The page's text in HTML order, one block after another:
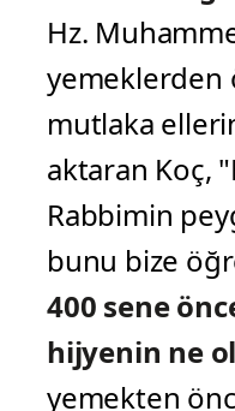
Hz.
yemeklerden
mutlaka
aktaran Koç,
Rabbimin
bunu bize
400 sene
hijyenin ne
yemekten